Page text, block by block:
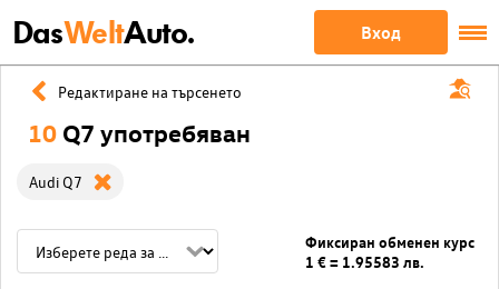
DasWeltAuto. Вход
Редактиране на търсенето
10 Q7 употребяван
Audi Q7
Фиксиран обменен курс
1 € = 1.95583 лв.